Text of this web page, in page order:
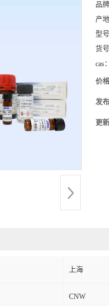
品
产
型
货
cas
价
发
更
上海
CNW